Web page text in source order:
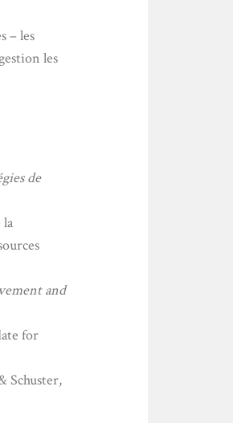
– les
les
de
and
for
Schuster,